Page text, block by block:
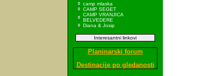
camp mlaska
CAMP SEGET
CAMP VRANJICA
BELVEDERE
Diana & Josip
Interesantni linkovi
Planinarski forum
Destinacije po gledanosti